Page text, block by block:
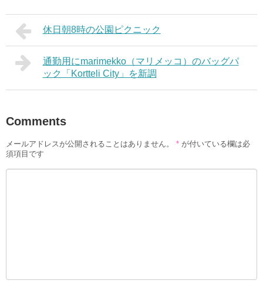
休日朝8時の公園ピクニック
通勤用にmarimekko（マリメッコ）のバッグパ
ック「Kortteli City」を新調
Comments
メールアドレスが公開されることはありません。 * が付いている欄は必
須項目です